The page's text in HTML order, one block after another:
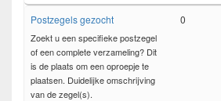
Postzegels gezocht
Zoekt u een specifieke postzegel
of een complete verzameling? Dit
is de plaats om een oproepje te
plaatsen. Duidelijke omschrijving
van de zegel(s).
0